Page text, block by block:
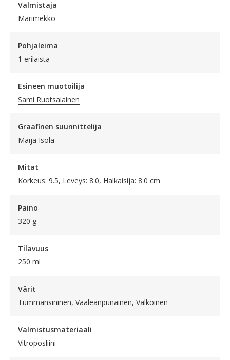
Valmistaja
Marimekko
Pohjaleima
1 erilaista
Esineen muotoilija
Sami Ruotsalainen
Graafinen suunnittelija
Maija Isola
Mitat
Korkeus: 9.5, Leveys: 8.0, Halkaisija: 8.0 cm
Paino
320 g
Tilavuus
250 ml
Värit
Tummansininen, Vaaleanpunainen, Valkoinen
Valmistusmateriaali
Vitroposliini